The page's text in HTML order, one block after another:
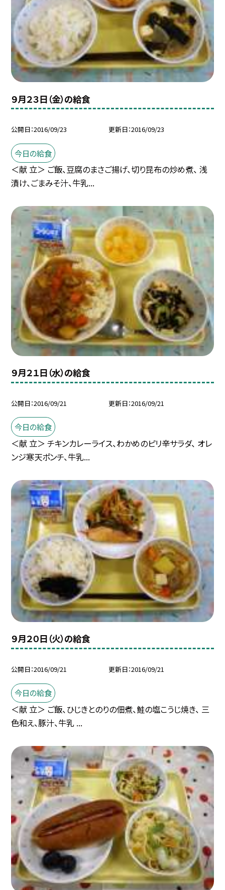
９月２３日（金）の給食
公開日 2016/09/23 更新日 2016/09/23
今日の給食
＜献 立＞ ご飯、豆腐のまさご揚げ、切り昆布の炒め煮、 浅
漬け、ごまみそ汁、牛乳...
９月２１日（水）の給食
公開日 2016/09/21 更新日 2016/09/21
今日の給食
＜献 立＞ チキンカレーライス、わかめのピリ辛サラダ、 オレ
ンジ寒天ポンチ、牛乳...
９月２０日（火）の給食
公開日 2016/09/21 更新日 2016/09/21
今日の給食
＜献 立＞ ご飯、ひじきとのりの佃煮、鮭の塩こうじ焼き、 三
色和え、豚汁、牛乳 ...